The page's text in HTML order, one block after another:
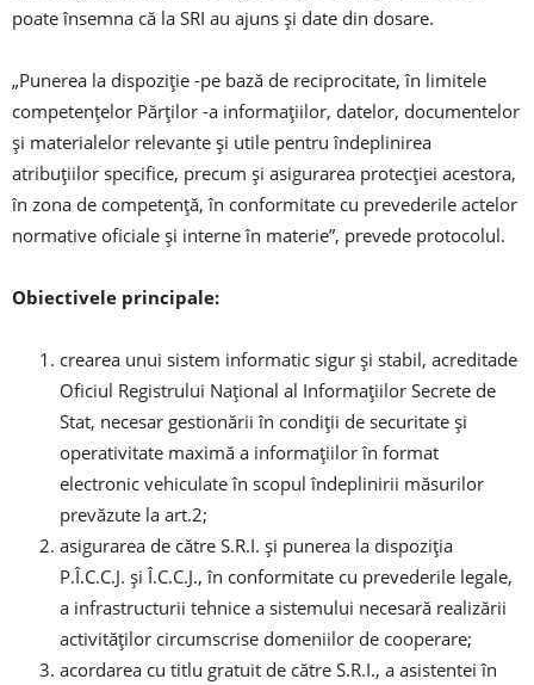
poate însemna că la SRI au ajuns şi date din dosare.
„Punerea la dispoziţie -pe bază de reciprocitate, în limitele
competenţelor Părţilor -a informaţiilor, datelor, documentelor
şi materialelor relevante şi utile pentru îndeplinirea
atribuţiilor specifice, precum şi asigurarea protecţiei acestora,
în zona de competenţă, în conformitate cu prevederile actelor
normative oficiale şi interne în materie”, prevede protocolul.
Obiectivele principale:
crearea unui sistem informatic sigur şi stabil, acreditade
Oficiul Registrului Naţional al Informaţiilor Secrete de
Stat, necesar gestionării în condiţii de securitate şi
operativitate maximă a informaţiilor în format
electronic vehiculate în scopul îndeplinirii măsurilor
prevăzute la art.2;
asigurarea de către S.R.I. şi punerea la dispoziţia
P.Î.C.C.J. şi Î.C.C.J., în conformitate cu prevederile legale,
a infrastructurii tehnice a sistemului necesară realizării
activităţilor circumscrise domeniilor de cooperare;
acordarea cu titlu gratuit de către S.R.I., a asistentei în